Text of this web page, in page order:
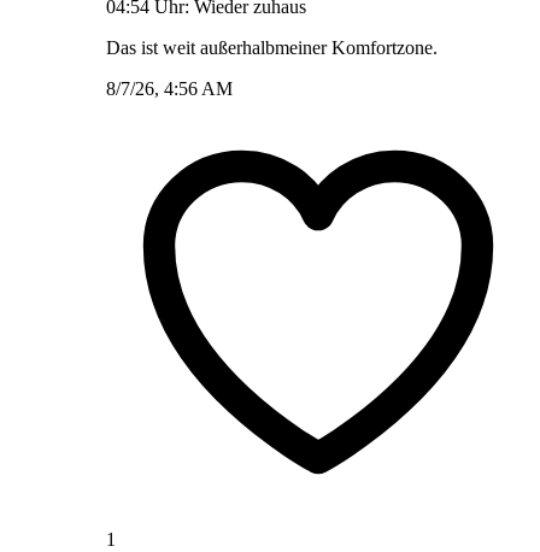
04:54 Uhr: Wieder zuhaus
Das ist weit außerhalbmeiner Komfortzone.
8/7/26, 4:56 AM
1